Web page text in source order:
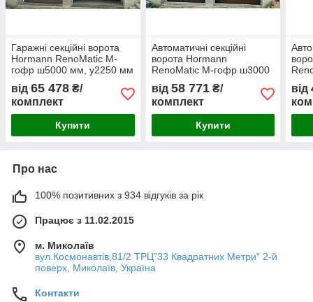
Гаражні секційні ворота
Hormann RenoMatic M-
гофр ш5000 мм, у2250 мм
від 65 478 ₴/
комплект
Купити
Автоматичні секційні
ворота Hormann
RenoMatic M-гофр ш3000
ProLift700
від 58 771₴/
комплект
Купити
від
Про нас
100% позитивних з 934 відгуків за рік
Працює з 11.02.2015
м. Миколаїв
вул.Космонавтів,81/2 ТРЦ"33 Квадратних Метри" 2-й
поверх, Миколаїв, Україна
Контакти